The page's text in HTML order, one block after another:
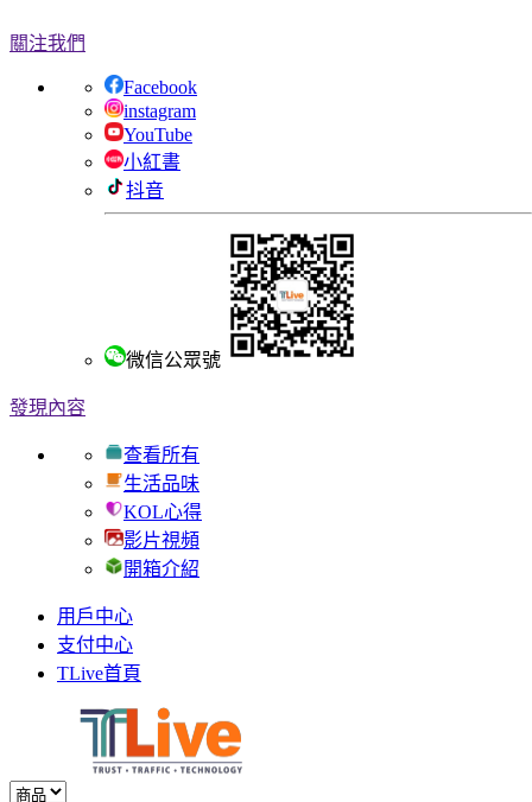
關注我們
Facebook
instagram
YouTube
小紅書
抖音
微信公眾號
發現內容
查看所有
生活品味
KOL心得
影片視頻
開箱介紹
用戶中心
支付中心
TLive首頁